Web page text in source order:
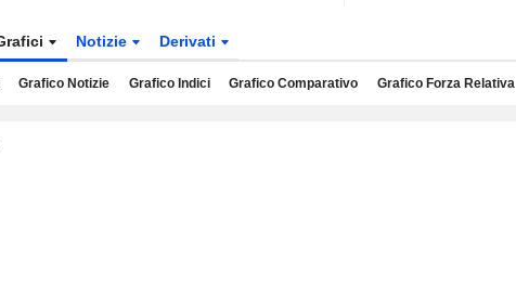
Notizie Derivati
Grafico Notizie Grafico Indici Grafico Comparativo Grafico Forza Relativa